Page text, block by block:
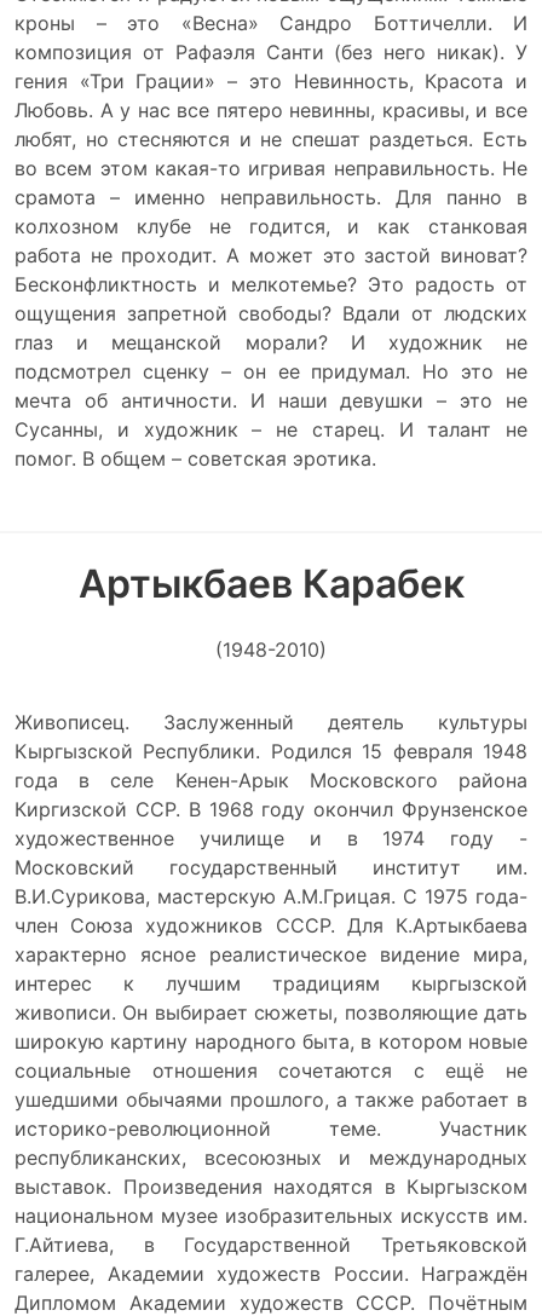
кроны – это «Весна» Сандро Боттичелли. И
композиция от Рафаэля Санти (без него никак). У
гения «Три Грации» – это Невинность, Красота и
Любовь. А у нас все пятеро невинны, красивы, и все
любят, но стесняются и не спешат раздеться. Есть
во всем этом какая-то игривая неправильность. Не
срамота – именно неправильность. Для панно в
колхозном клубе не годится, и как станковая
работа не проходит. А может это застой виноват?
Бесконфликтность и мелкотемье? Это радость от
ощущения запретной свободы? Вдали от людских
глаз и мещанской морали? И художник не
подсмотрел сценку – он ее придумал. Но это не
мечта об античности. И наши девушки – это не
Сусанны, и художник – не старец. И талант не
помог. В общем – советская эротика.
Артыкбаев Карабек
(1948-2010)
Живописец. Заслуженный деятель культуры
Кыргызской Республики. Родился 15 февраля 1948
года в селе Кенен-Арык Московского района
Киргизской ССР. В 1968 году окончил Фрунзенское
художественное училище и в 1974 году -
Московский государственный институт им.
В.И.Сурикова, мастерскую А.М.Грицая. С 1975 года-
член Союза художников СССР. Для К.Артыкбаева
характерно ясное реалистическое видение мира,
интерес к лучшим традициям кыргызской
живописи. Он выбирает сюжеты, позволяющие дать
широкую картину народного быта, в котором новые
социальные отношения сочетаются с ещё не
ушедшими обычаями прошлого, а также работает в
историко-революционной теме. Участник
республиканских, всесоюзных и международных
выставок. Произведения находятся в Кыргызском
национальном музее изобразительных искусств им.
Г.Айтиева, в Государственной Третьяковской
галерее, Академии художеств России. Награждён
Дипломом Академии художеств СССР. Почётным